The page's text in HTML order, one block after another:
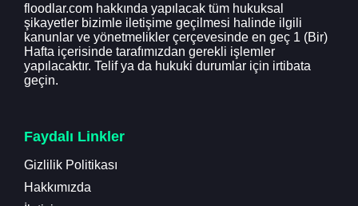
floodlar.com hakkında yapılacak tüm hukuksal
şikayetler bizimle iletişime geçilmesi halinde ilgili
kanunlar ve yönetmelikler çerçevesinde en geç 1 (Bir)
Hafta içerisinde tarafımızdan gerekli işlemler
yapılacaktır. Telif ya da hukuki durumlar için irtibata
geçin.
Faydalı Linkler
Gizlilik Politikası
Hakkımızda